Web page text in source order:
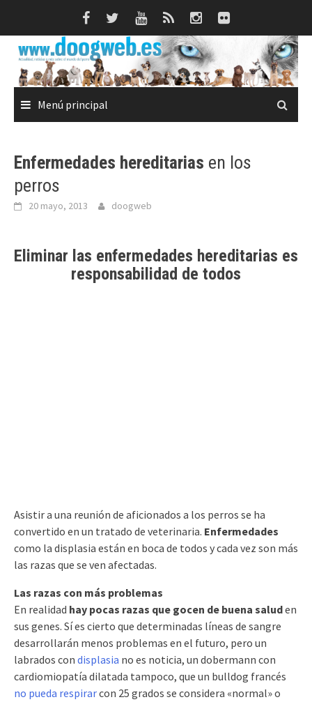
Menú principal
Enfermedades hereditarias en los
perros
20 mayo, 2013 doogweb
Eliminar las enfermedades hereditarias es
responsabilidad de todos
Asistir a una reunión de aficionados a los perros se ha
convertido en un tratado de veterinaria. Enfermedades
como la displasia están en boca de todos y cada vez son más
las razas que se ven afectadas.
Las razas con más problemas
En realidad hay pocas razas que gocen de buena saluden
sus genes. Sí es cierto que determinadas líneas de sangre
desarrollarán menos problemas en el futuro, pero un
labrados con displasia no es noticia, un dobermann con
cardiomiopatía dilatada tampoco, que un bulldog francés
no pueda respirarcon 25 grados se considera «normal» o